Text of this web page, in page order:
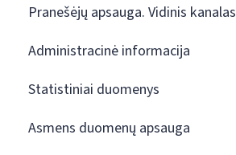
Pranešėjų apsauga. Vidinis kanalas
Administracinė informacija
Statistiniai duomenys
Asmens duomenų apsauga